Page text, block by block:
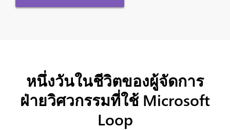
หนึ่งวันในชีวิตของผู้จัดการ
ฝ่ายวิศวกรรมที่ใช้ Microsoft
Loop